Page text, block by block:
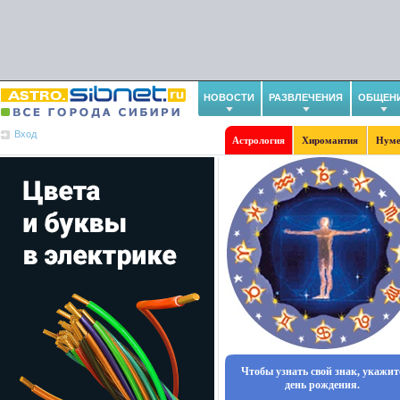
НОВОСТИ РАЗВЛЕЧЕНИЯ
Вход
Астрология Хиромантия
Чтобы узнать свой знак,
день рождения.